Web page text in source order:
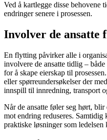
Ved å kartlegge disse behovene
endringer senere i prosessen.
Involver de ansatte
En flytting påvirker alle i
involvere de ansatte tidlig –
for å skape eierskap til
eller spørreundersøkelser der
innspill til innredning, transport
Når de ansatte føler seg hørt,
mot endring reduseres. Samtidig
praktiske løsninger som